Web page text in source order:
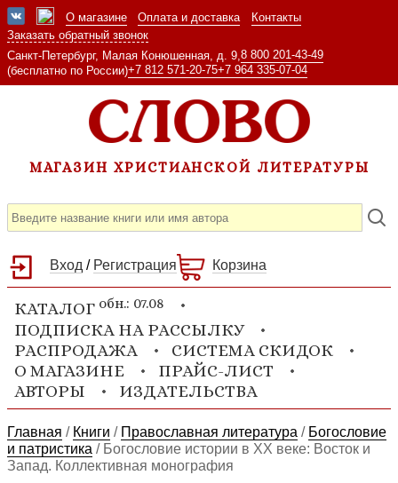
О магазине Оплата и доставка
Контакты
Заказать обратный звонок
Санкт-Петербург, Малая Конюшенная, д. 9, 8 800 201-43-49
(бесплатно по России)+7 812 571-20-75+7 964 335-07-04
МАГАЗИН ХРИСТИАНСКОЙ ЛИТЕРАТУРЫ
Вход / Регистрация Корзина
КАТАЛОГ обн.: 07.08
ПОДПИСКА НА РАССЫЛКУ
РАСПРОДАЖА
СИСТЕМА СКИДОК
О МАГАЗИНЕ
ПРАЙС-ЛИСТ
АВТОРЫ
ИЗДАТЕЛЬСТВА
Главная / Книги / Православная литература / Богословие
и патристика / Богословие истории в XX веке: Восток и
Запад. Коллективная монография